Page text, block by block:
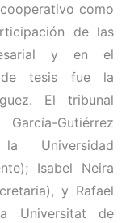
como
de las
y en el
de tesis fue la
El tribunal
Gutiérrez
Universidad
Isabel Neira
y Rafael
Universitat de